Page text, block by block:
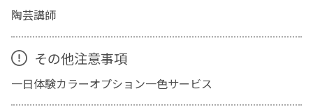
陶芸講師
その他注意事項
一日体験カラーオプション一色サービス